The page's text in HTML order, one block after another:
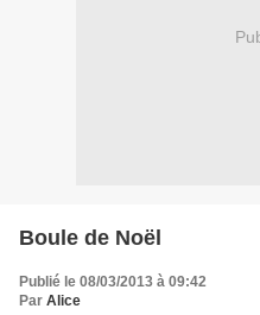
Boule de Noël
Publié le 08/03/2013 à 09:42
Par Alice